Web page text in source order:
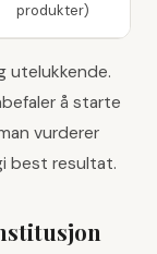
produkter)
utelukkende.
å starte
vurderer
best resultat.